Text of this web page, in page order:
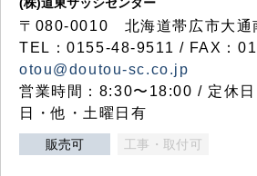
〒080-0010 北海道帯広市大通
TEL：0155-48-9511 / FAX：
otou@doutou-sc.co.jp
営業時間：8:30〜18:00 / 定休日
日・他・土曜日有
販売可 工事・取付可